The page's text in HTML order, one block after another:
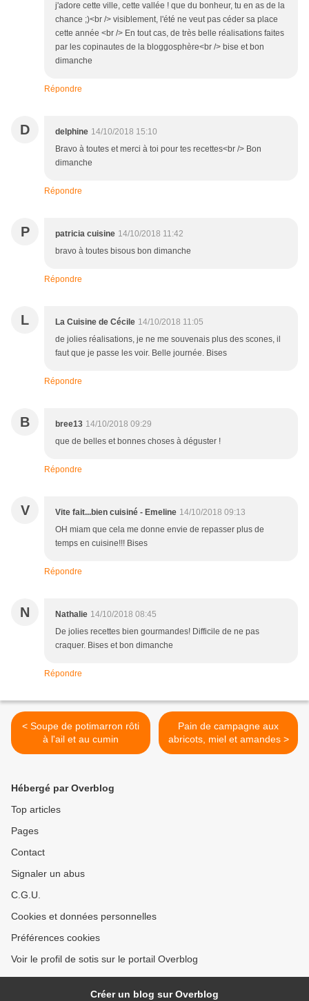
j'adore cette ville, cette vallée ! que du bonheur, tu en as de la
chance ;)<br /> visiblement, l'été ne veut pas céder sa place
cette année <br /> En tout cas, de très belle réalisations faites
par les copinautes de la bloggosphère<br /> bise et bon
dimanche
Répondre
D delphine 14/10/2018 15:10
Bravo à toutes et merci à toi pour tes recettes<br /> Bon
dimanche
Répondre
P patricia cuisine 14/10/2018 11:42
bravo à toutes bisous bon dimanche
Répondre
L La Cuisine de Cécile 14/10/2018 11:05
de jolies réalisations, je ne me souvenais plus des scones, il
faut que je passe les voir. Belle journée. Bises
Répondre
B bree13 14/10/2018 09:29
que de belles et bonnes choses à déguster !
Répondre
V Vite fait...bien cuisiné - Emeline 14/10/2018 09:13
OH miam que cela me donne envie de repasser plus de
temps en cuisine!!! Bises
Répondre
N Nathalie 14/10/2018 08:45
De jolies recettes bien gourmandes! Difficile de ne pas
craquer. Bises et bon dimanche
Répondre
< Soupe de potimarron rôti
à l'ail et au cumin
Pain de campagne aux
abricots, miel et amandes >
Hébergé par Overblog
Top articles
Pages
Contact
Signaler un abus
C.G.U.
Cookies et données personnelles
Préférences cookies
Voir le profil de sotis sur le portail Overblog
Créer un blog sur Overblog